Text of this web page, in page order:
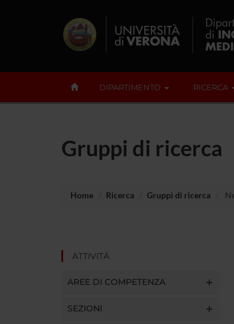
DIPARTIMENTO RICERCA
Gruppi di ricerca
Home Ricerca Gruppi di ricerca
ATTIVITÀ
AREE DI COMPETENZA
SEZIONI